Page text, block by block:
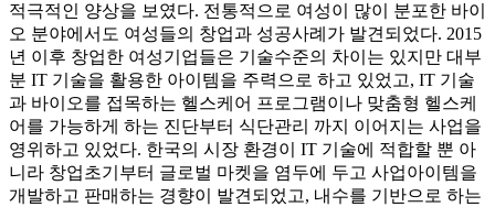
적극적인 양상을 보였다. 전통적으로 여성이 많이 분포한 바이
오 분야에서도 여성들의 창업과 성공사례가 발견되었다. 2015
년 이후 창업한 여성기업들은 기술수준의 차이는 있지만 대부
분 IT 기술을 활용한 아이템을 주력으로 하고 있었고, IT 기술
과 바이오를 접목하는 헬스케어 프로그램이나 맞춤형 헬스케
어를 가능하게 하는 진단부터 식단관리 까지 이어지는 사업을
영위하고 있었다. 한국의 시장 환경이 IT 기술에 적합할 뿐 아
니라 창업초기부터 글로벌 마켓을 염두에 두고 사업아이템을
개발하고 판매하는 경향이 발견되었고, 내수를 기반으로 하는